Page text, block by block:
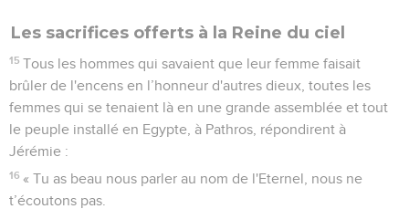
Les sacrifices offerts à la Reine du ciel
15 Tous les hommes qui savaient que leur femme faisait
brûler de l'encens en l’honneur d'autres dieux, toutes les
femmes qui se tenaient là en une grande assemblée et tout
le peuple installé en Egypte, à Pathros, répondirent à
Jérémie :
16 « Tu as beau nous parler au nom de l'Eternel, nous ne
t’écoutons pas.